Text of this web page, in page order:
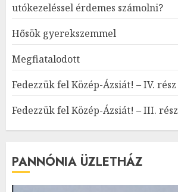
utókezeléssel érdemes számolni?
Hősök gyerekszemmel
Megfiatalodott
Fedezzük fel Közép-Ázsiát! – IV. rész
Fedezzük fel Közép-Ázsiát! – III. rész
PANNÓNIA ÜZLETHÁZ